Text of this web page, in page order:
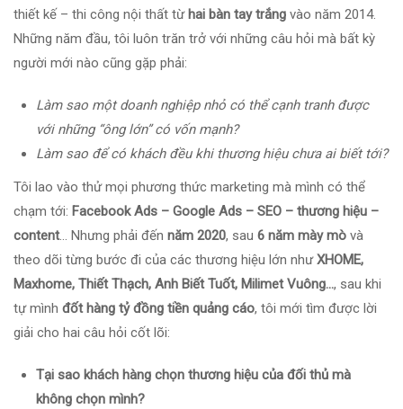
thiết kế – thi công nội thất từ hai bàn tay trắng vào năm 2014.
Những năm đầu, tôi luôn trăn trở với những câu hỏi mà bất kỳ
người mới nào cũng gặp phải:
Làm sao một doanh nghiệp nhỏ có thể cạnh tranh được
với những “ông lớn” có vốn mạnh?
Làm sao để có khách đều khi thương hiệu chưa ai biết tới?
Tôi lao vào thử mọi phương thức marketing mà mình có thể
chạm tới: Facebook Ads – Google Ads – SEO – thương hiệu –
content… Nhưng phải đến năm 2020, sau 6 năm mày mò và
theo dõi từng bước đi của các thương hiệu lớn nhưXHOME,
Maxhome, Thiết Thạch, Anh Biết Tuốt, Milimet Vuông…, sau khi
tự mình đốt hàng tỷ đồng tiền quảng cáo, tôi mới tìm được lời
giải cho hai câu hỏi cốt lõi:
Tại sao khách hàng chọn thương hiệu của đối thủ mà
không chọn mình?